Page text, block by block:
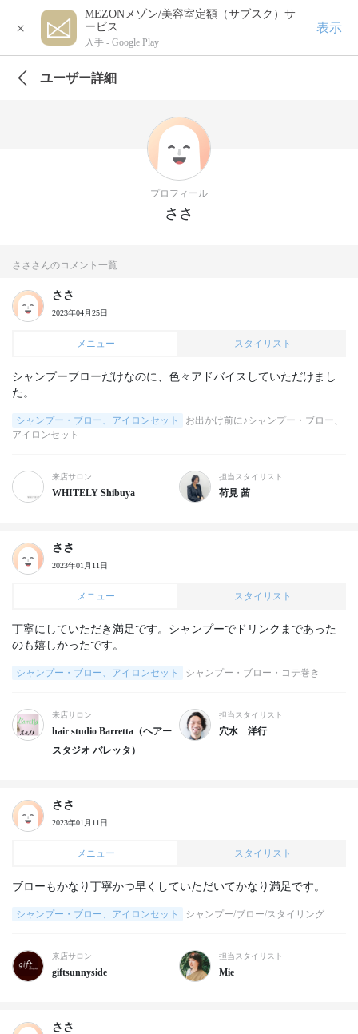
×
MEZONメゾン/美容室定額（サブスク）サ
ービス
入手 - Google Play
表示
ユーザー詳細
プロフィール
ささ
さささんのコメント一覧
ささ
2023年04月25日
メニュー スタイリスト
シャンプーブローだけなのに、色々アドバイスしていただけまし
た。
シャンプー・ブロー、アイロンセット
お出かけ前に♪シャンプー・ブロー、
アイロンセット
来店サロン
WHITELY Shibuya
担当スタイリスト
荷見 茜
ささ
2023年01月11日
メニュー スタイリスト
丁寧にしていただき満足です。シャンプーでドリンクまであった
のも嬉しかったです。
シャンプー・ブロー、アイロンセット シャンプー・ブロー・コテ巻き
来店サロン
hair studio Barretta（ヘアー
スタジオ バレッタ）
担当スタイリスト
穴水 洋行
ささ
2023年01月11日
メニュー スタイリスト
ブローもかなり丁寧かつ早くしていただいてかなり満足です。
シャンプー・ブロー、アイロンセット シャンプー/ブロー/スタイリング
来店サロン
giftsunnyside
担当スタイリスト
Mie
ささ